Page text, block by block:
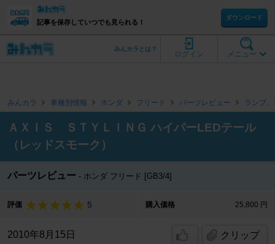
記事を保存していつでも見られる！
ダウンロード
メニュー
ログイン
みんカラとは？
みんカラ 車種別情報 ホンダ フリード パーツレビュー ランプ
ＡＸＩＳ ＳＴＹＬＩＮＧ ハイパーLEDテール
（レッドスモーク）
パーツレビュー ホンダ フリード [GB3/4]
評価 5 購入価格 25,800 円
2010年8月15日 クリップ